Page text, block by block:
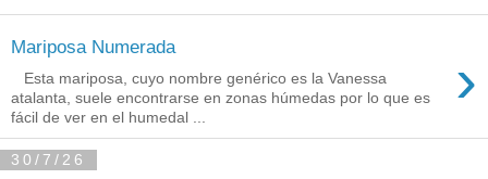
Mariposa Numerada ›
Esta mariposa, cuyo nombre genérico es la Vanessa
atalanta, suele encontrarse en zonas húmedas por lo que es
fácil de ver en el humedal ...
30/7/26